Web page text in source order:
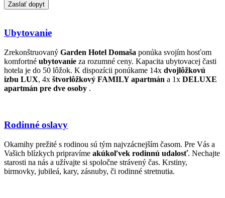
Ubytovanie
Zrekonštruovaný Garden Hotel Domaša ponúka svojím hosťom
komfortné ubytovanie za rozumné ceny. Kapacita ubytovacej časti
hotela je do 50 lôžok. K dispozícii ponúkame 14x dvojlôžkovú
izbu LUX, 4x štvorlôžkový FAMILY apartmán a 1x DELUXE
apartmán pre dve osoby .
Rodinné oslavy
Okamihy prežité s rodinou sú tým najvzácnejším časom. Pre Vás a
Vašich blízkych pripravíme akúkoľvek rodinnú udalosť. Nechajte
starosti na nás a užívajte si spoločne strávený čas. Krstiny,
birmovky, jubileá, kary, zásnuby, či rodinné stretnutia.